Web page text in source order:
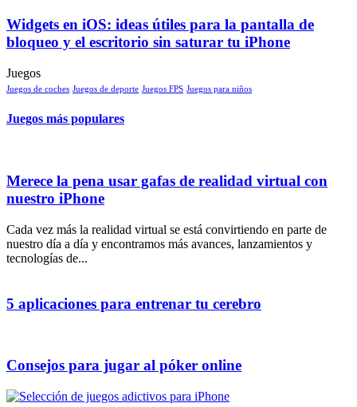
Widgets en iOS: ideas útiles para la pantalla de
bloqueo y el escritorio sin saturar tu iPhone
Juegos
Juegos de coches Juegos de deporte Juegos FPS Juegos para niños
Juegos más populares
Merece la pena usar gafas de realidad virtual con
nuestro iPhone
Cada vez más la realidad virtual se está convirtiendo en parte de
nuestro día a día y encontramos más avances, lanzamientos y
tecnologías de...
5 aplicaciones para entrenar tu cerebro
Consejos para jugar al póker online